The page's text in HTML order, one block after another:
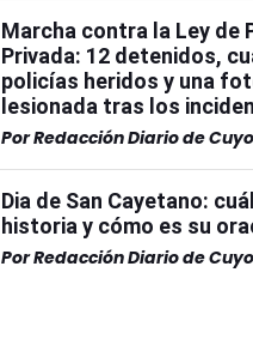
Marcha contra la Ley de
Privada: 12 detenidos,
policías heridos y una
lesionada tras los
PorRedacción Diario de Cuyo
Dia de San Cayetano:
historia y cómo es su
PorRedacción Diario de Cuyo